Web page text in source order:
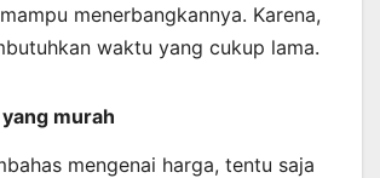
menerbangkannya. Karena,
waktu yang cukup lama.
murah
mengenai harga, tentu saja